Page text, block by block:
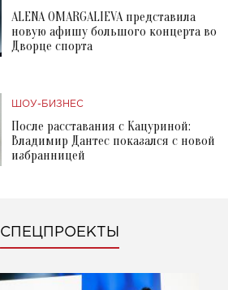
ALENA OMARGALIEVA представила
новую афишу большого концерта во
Дворце спорта
ШОУ-БИЗНЕС
После расставания с Кацуриной:
Владимир Дантес показался с новой
избранницей
СПЕЦПРОЕКТЫ